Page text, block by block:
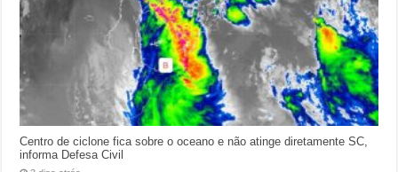
Centro de ciclone fica sobre o oceano e não atinge diretamente SC,
informa Defesa Civil